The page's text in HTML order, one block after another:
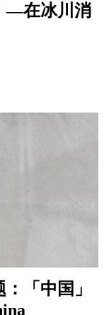
—在冰川消
「中国」